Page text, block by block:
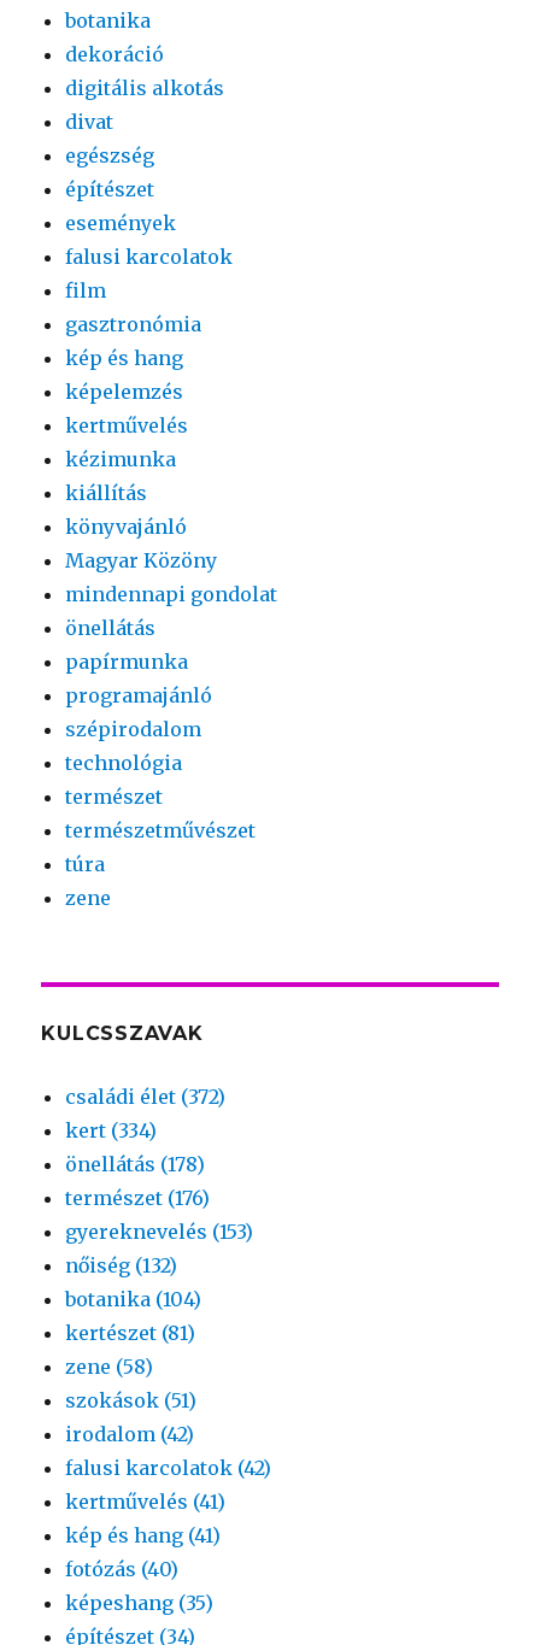
botanika
dekoráció
digitális alkotás
divat
egészség
építészet
események
falusi karcolatok
film
gasztronómia
kép és hang
képelemzés
kertművelés
kézimunka
kiállítás
könyvajánló
Magyar Közöny
mindennapi gondolat
önellátás
papírmunka
programajánló
szépirodalom
technológia
természet
természetművészet
túra
zene
KULCSSZAVAK
családi élet (372)
kert (334)
önellátás (178)
természet (176)
gyereknevelés (153)
nőiség (132)
botanika (104)
kertészet (81)
zene (58)
szokások (51)
irodalom (42)
falusi karcolatok (42)
kertművelés (41)
kép és hang (41)
fotózás (40)
képeshang (35)
építészet (34)